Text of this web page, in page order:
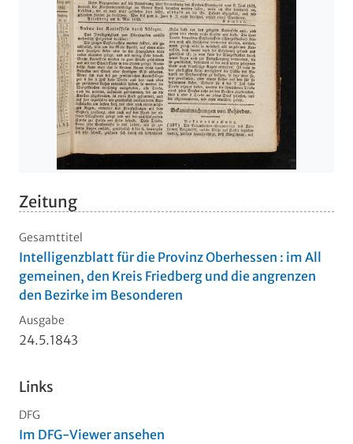
Zeitung
Gesamttitel
Intelligenzblatt für die Provinz Oberhessen : im All
gemeinen, den Kreis Friedberg und die angrenzen
den Bezirke im Besonderen
Ausgabe
24.5.1843
Links
DFG
Im DFG-Viewer ansehen